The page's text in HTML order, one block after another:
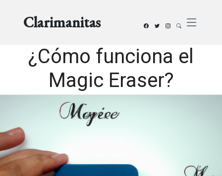
Clarimanitas
¿Cómo funciona el
Magic Eraser?